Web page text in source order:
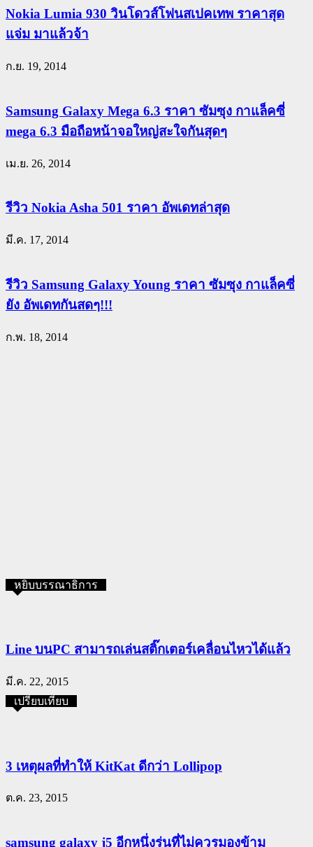
Nokia Lumia 930 วินโดวส์โฟนสเปคเทพ ราคาสุด
แจ่ม มาแล้วจ้า
ก.ย. 19, 2014
Samsung Galaxy Mega 6.3 ราคา ซัมซุง กาแล็คซี่
mega 6.3 มือถือหน้าจอใหญ่สะใจกันสุดๆ
เม.ย. 26, 2014
รีวิว Nokia Asha 501 ราคา อัพเดทล่าสุด
มี.ค. 17, 2014
รีวิว Samsung Galaxy Young ราคา ซัมซุง กาแล็คซี่
ยัง อัพเดทกันสดๆ!!!
ก.พ. 18, 2014
หยิบบรรณาธิการ
Line บนPC สามารถเล่นสติ๊กเตอร์เคลื่อนไหวได้แล้ว
มี.ค. 22, 2015
เปรียบเทียบ
3 เหตุผลที่ทำให้ KitKat ดีกว่า Lollipop
ต.ค. 23, 2015
samsung galaxy j5 อีกหนึ่งรุ่นที่ไม่ควรมองข้าม